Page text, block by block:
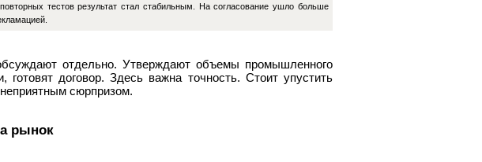
тестов результат стал стабильным. На согласование ушло больше
отдельно. Утверждают объемы промышленного
договор. Здесь важна точность. Стоит упустить
сюрпризом.
рынок